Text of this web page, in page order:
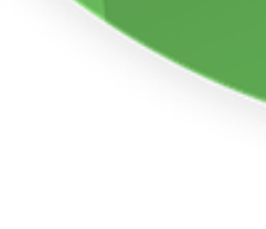
Resursele educaționale